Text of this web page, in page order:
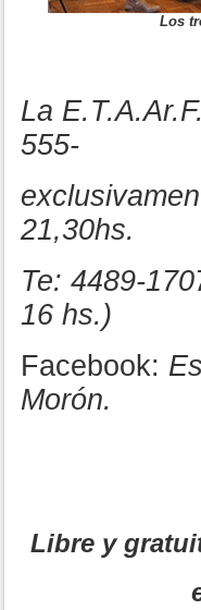
Los
La
555-
21,30hs.
Te: 4489-
16 hs.)
Facebook:
Morón.
Libre y